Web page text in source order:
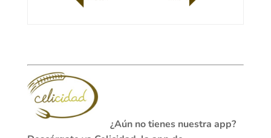
¿Aún no tienes nuestra app?